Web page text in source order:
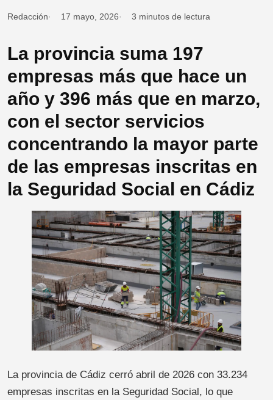
Redacción 17 mayo, 2026 3 minutos de lectura
La provincia suma 197
empresas más que hace un
año y 396 más que en marzo,
con el sector servicios
concentrando la mayor parte
de las empresas inscritas en
la Seguridad Social en Cádiz
La provincia de Cádiz cerró abril de 2026 con 33.234
empresas inscritas en la Seguridad Social, lo que